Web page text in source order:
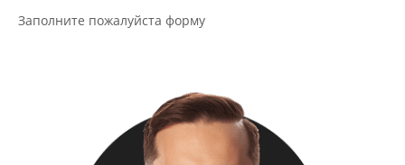
Заполните пожалуйста форму